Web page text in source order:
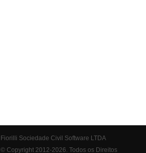
Fiorilli Sociedade Civil Software LTDA
© Copyright 2012-2026. Todos os Direitos